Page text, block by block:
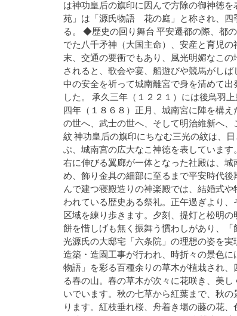
は神功皇后の旗印に因んで方除の御神徳
苑」は「源氏物語 花の庭」と称され、四
る。 ◆歴史の回り舞台 平安遷都の際、都
でた八千矛神（大国主命）、安産と育児
末、交通の要衝でもあり、風光明媚なこ
されると、歌会や宴、船遊びや競馬がし
中の安全を祈って城南離宮で身を清めて
した。 承久三年（１２２１）には後鳥羽
四年（１８６８）正月、城南宮に陣を構
の世へ、武士の世へ、そして明治維新へ
紋 神功皇后の旗印にちなむ三光の紋は、
ぶ、城南宮の広大なこ神徳を表していま
右に伸びる翼廊が一体となった社殿は、
め、飾り金具の細部に至るまで平安時代
んで建つ寝殿造りの神楽殿では、結婚式
われている歴史ある祭礼。正午過ぎより
区域を練り歩きます。夕刻、提灯と松明
餅を惜しげも無く振舞う慣わしがあり、
光源氏の大邸宅「六条院」の理想の姿を
造築・造園工事が行われ、時折々の景色
物語」を彩る百種余りの草木が植栽され
る春の山。春の草木が次々に花咲き、美
いでいます。秋の七草から紅葉まで、秋
ります。紅枝垂れ桜、舟着き場の藤の花